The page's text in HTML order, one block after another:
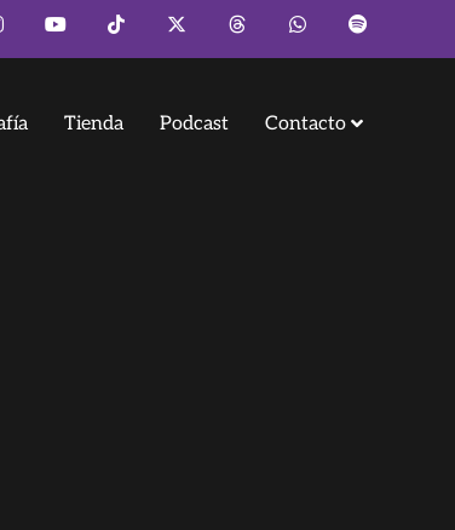
Tienda Podcast Contacto